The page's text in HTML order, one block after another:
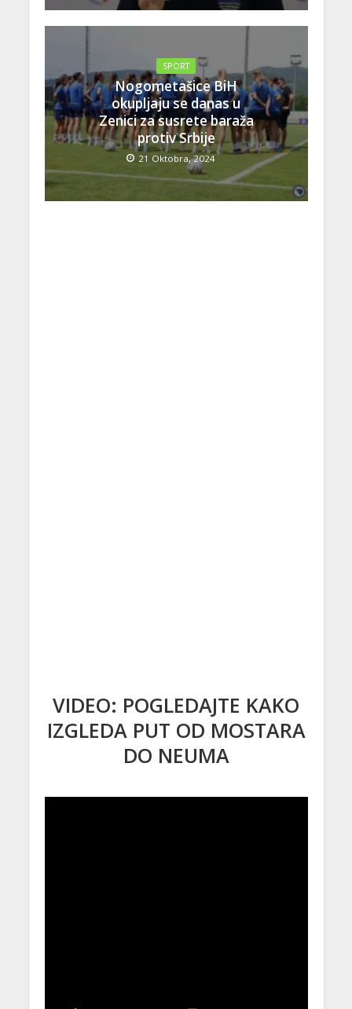
SPORT
Nogometašice BiH
okupljaju se danas u
Zenici za susrete baraža
protiv Srbije
21 Oktobra, 2024
VIDEO: POGLEDAJTE KAKO
IZGLEDA PUT OD MOSTARA
DO NEUMA